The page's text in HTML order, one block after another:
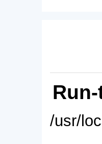
/usr/